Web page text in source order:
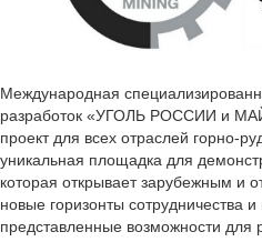
Международная
разработок «УГОЛЬ РОССИИ и
проект для всех отраслей горно-
уникальная площадка для
которая открывает зарубежным и
новые горизонты сотрудничества и
представленные возможности для